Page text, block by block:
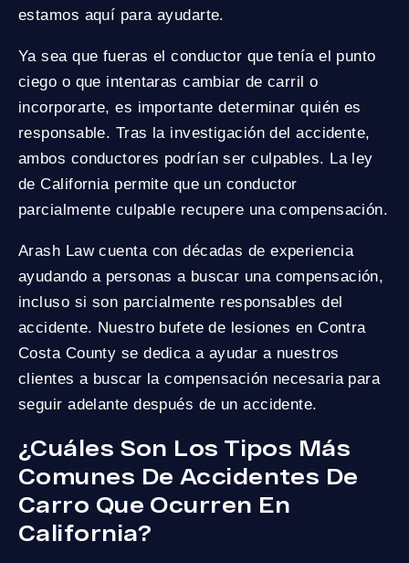
estamos aquí para ayudarte.
Ya sea que fueras el conductor que tenía el punto
ciego o que intentaras cambiar de carril o
incorporarte, es importante determinar quién es
responsable. Tras la investigación del accidente,
ambos conductores podrían ser culpables. La ley
de California permite que un conductor
parcialmente culpable recupere una compensación.
Arash Law cuenta con décadas de experiencia
ayudando a personas a buscar una compensación,
incluso si son parcialmente responsables del
accidente. Nuestro bufete de lesiones en Contra
Costa County se dedica a ayudar a nuestros
clientes a buscar la compensación necesaria para
seguir adelante después de un accidente.
¿Cuáles Son Los Tipos Más
Comunes De Accidentes De
Carro Que Ocurren En
California?